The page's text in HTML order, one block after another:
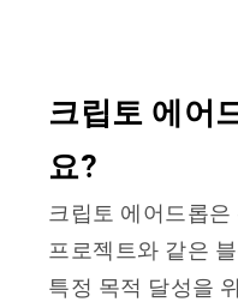
크립토 에어
요?
크립토 에어드롭
프로젝트와 같은
특정 목적 달성을